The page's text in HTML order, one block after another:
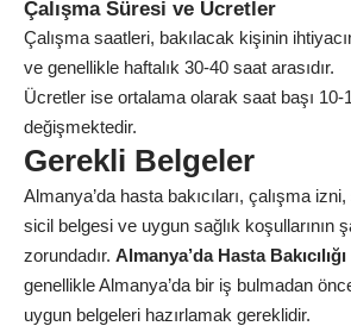
Çalışma Süresi ve Ücretler
Çalışma saatleri, bakılacak kişinin
ve genellikle haftalık 30-40 saat arasıdır.
Ücretler ise ortalama olarak saat başı 10-
değişmektedir.
Gerekli Belgeler
Almanya’da hasta bakıcıları, çalışma
sicil belgesi ve uygun sağlık koşullarının
zorundadır. Almanya’da Hasta Bakıcılığı
genellikle Almanya’da bir iş bulmadan
uygun belgeleri hazırlamak gereklidir.